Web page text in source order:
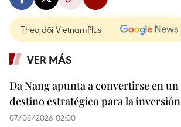
Theo dõi VietnamPlus
VER MÁS
Da Nang apunta a convertirse en un
destino estratégico para la inversión
07/08/2026 02:00